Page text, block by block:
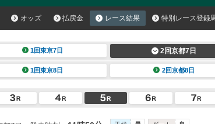
オッズ 払戻金 レース結果 特別レース登録
1回東京7日 2回京都7日
1回東京8日 2回京都8日